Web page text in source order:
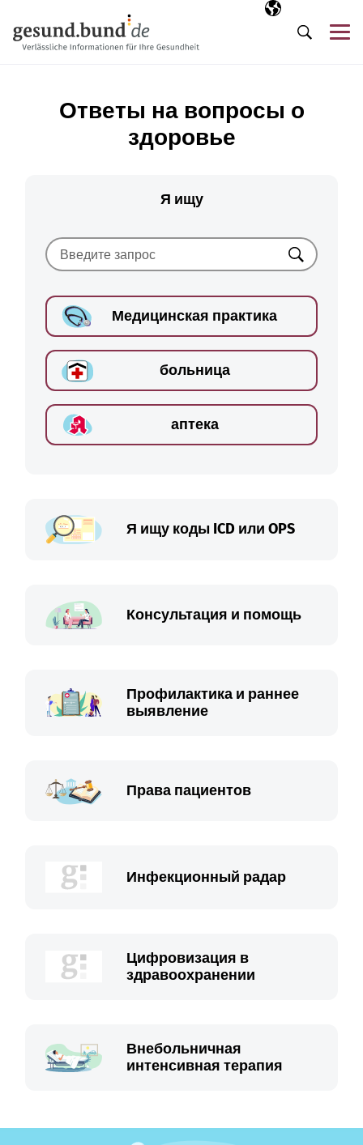
Выбранный
RU
Поиск
Ответы на вопросы о
здоровье
Я ищу
Искать
Медицинская практика
больница
аптека
Я ищу коды ICD или OPS
Консультация и помощь
Профилактика и раннее
выявление
Права пациентов
Инфекционный радар
Цифровизация в
здравоохранении
Внебольничная
интенсивная терапия